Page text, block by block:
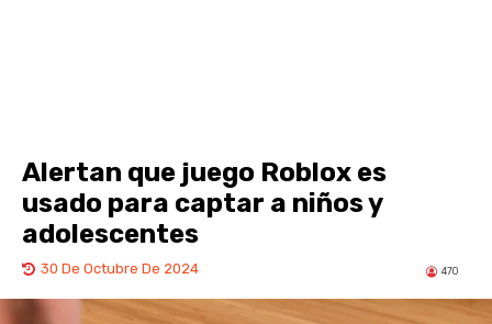
Alertan que juego Roblox es
usado para captar a niños y
adolescentes
30 De Octubre De 2024 470